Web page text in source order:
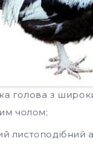
голова з
чолом;
листоподібний